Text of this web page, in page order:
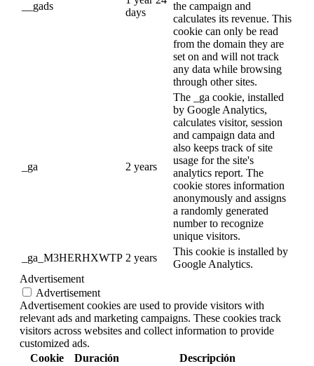
__gads
days
the campaign and
calculates its revenue. This
cookie can only be read
from the domain they are
set on and will not track
any data while browsing
through other sites.
_ga 2 years
The _ga cookie, installed
by Google Analytics,
calculates visitor, session
and campaign data and
also keeps track of site
usage for the site's
analytics report. The
cookie stores information
anonymously and assigns
a randomly generated
number to recognize
unique visitors.
_ga_M3HERHXWTP 2 years
This cookie is installed by
Google Analytics.
Advertisement
Advertisement
Advertisement cookies are used to provide visitors with
relevant ads and marketing campaigns. These cookies track
visitors across websites and collect information to provide
customized ads.
Cookie
Duración Descripción